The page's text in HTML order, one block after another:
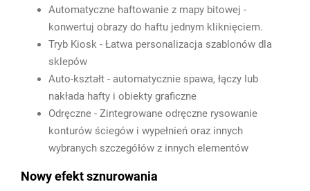
Automatyczne haftowanie z mapy bitowej -
konwertuj obrazy do haftu jednym kliknięciem.
Tryb Kiosk - Łatwa personalizacja szablonów dla
sklepów
Auto-kształt - automatycznie spawa, łączy lub
nakłada hafty i obiekty graficzne
Odręczne - Zintegrowane odręczne rysowanie
konturów ściegów i wypełnień oraz innych
wybranych szczegółów z innych elementów
Nowy efekt sznurowania